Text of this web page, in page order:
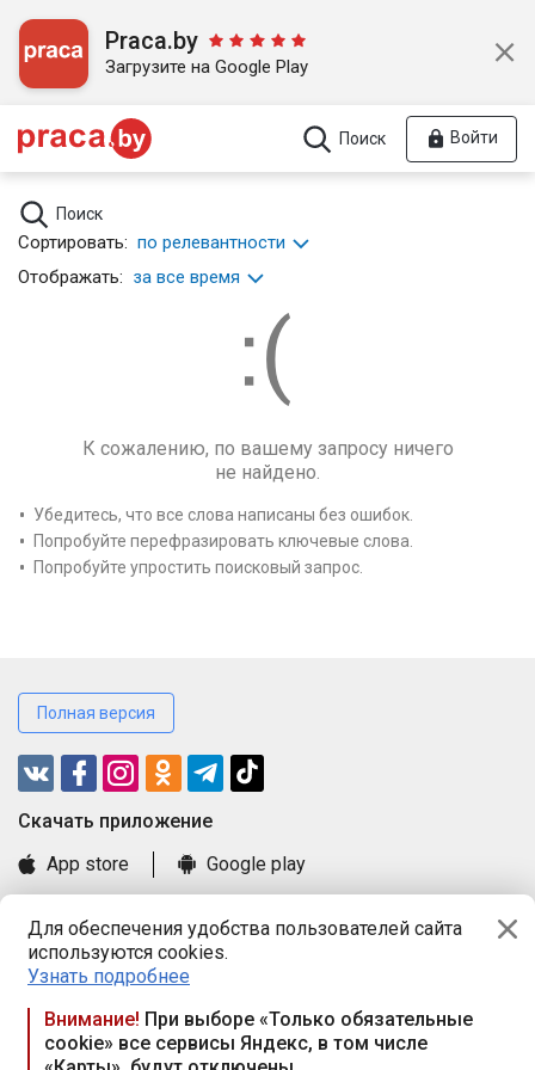
Для обеспечения удобства пользователей сайта
используются cookies.
Узнать подробнее
Внимание! При выборе «Только обязательные
cookie» все сервисы Яндекс, в том числе
Praca.by
Загрузите на Google Play
Поиск Войти
Поиск
Сортировать: по релевантности
Отображать: за все время
К сожалению, по вашему запросу ничего
не найдено.
Убедитесь, что все слова написаны без ошибок.
Попробуйте перефразировать ключевые слова.
Попробуйте упростить поисковый запрос.
Полная версия
Cкачать приложение
App store
Google play
Книга замечаний и предложений
Правила и документы
Praca.by © 2000—2026, ООО «ПРАЦА БАЙ»
Республика Беларусь, 220114, г. Минск, пр-т Независимости
117а, пом. № 9.